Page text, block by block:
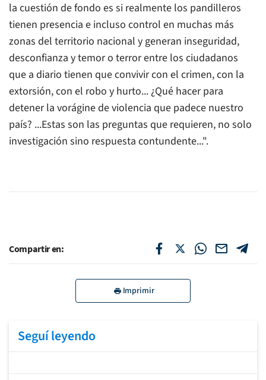
la cuestión de fondo es si realmente los pandilleros
tienen presencia e incluso control en muchas más
zonas del territorio nacional y generan inseguridad,
desconfianza y temor o terror entre los ciudadanos
que a diario tienen que convivir con el crimen, con la
extorsión, con el robo y hurto... ¿Qué hacer para
detener la vorágine de violencia que padece nuestro
país? ...Estas son las preguntas que requieren, no solo
investigación sino respuesta contundente...".
Compartir en:
Imprimir
Seguí leyendo